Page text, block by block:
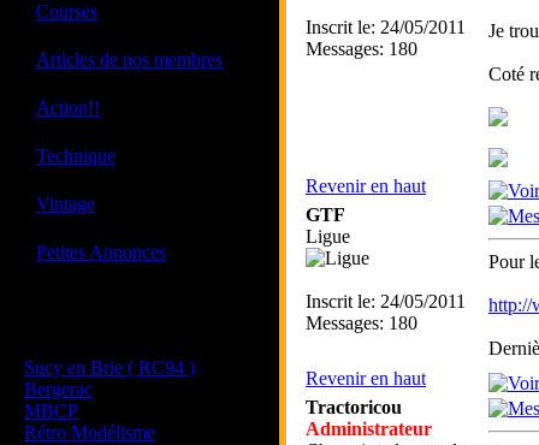
Courses
Articles de nos membres
Action!!
Technique
Vintage
Petites Annonces
Sucy en Brie ( RC94 )
Bergerac
MBCP
Rétro Modélisme
Inscrit le: 24/05/2011
Messages: 180
Je
Coté
Revenir en haut
GTF
Ligue
Inscrit le: 24/05/2011
Messages: 180
Pour
http://
Revenir en haut
Tractoricou
Administrateur